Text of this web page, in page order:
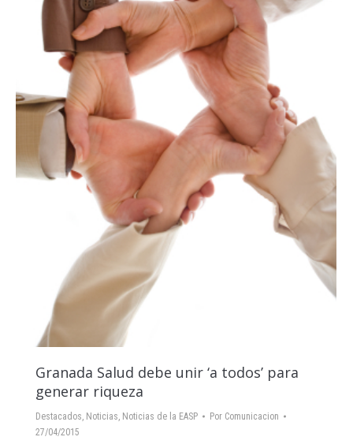
Granada Salud debe unir ‘a todos’ para
generar riqueza
Destacados Noticias Noticias de la EASP Por Comunicacion
27/04/2015